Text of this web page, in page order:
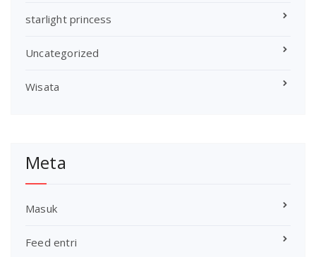
starlight princess
Uncategorized
Wisata
Meta
Masuk
Feed entri